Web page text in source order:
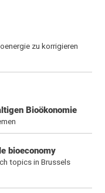
zu korrigieren
Bioökonomie
bioeconomy
topics in Brussels